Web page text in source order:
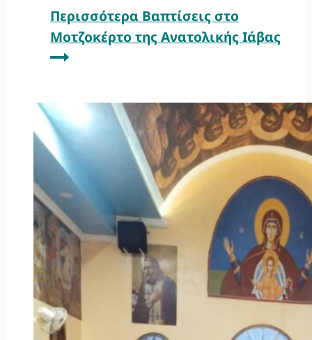
Περισσότερα Βαπτίσεις στο
Μοτζοκέρτο της Ανατολικής Ιάβας